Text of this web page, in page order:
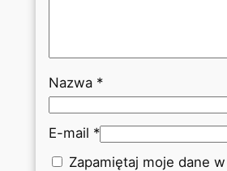
Nazwa *
E-mail *
Zapamiętaj moje dane